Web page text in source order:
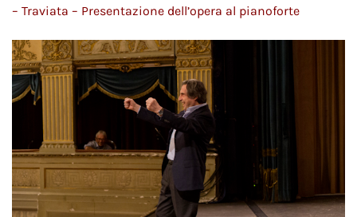
– Traviata – Presentazione dell’opera al pianoforte